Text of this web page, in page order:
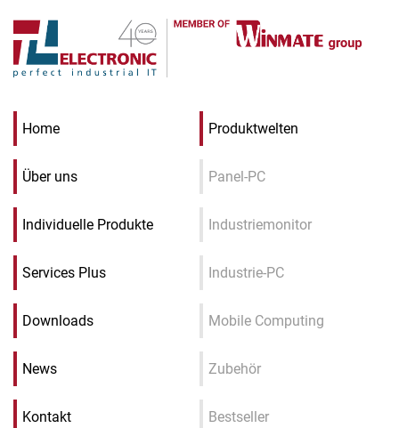
Home
Über uns
Individuelle Produkte
Services Plus
Downloads
News
Kontakt
Produktwelten
Panel-PC
Industriemonitor
Industrie-PC
Mobile Computing
Zubehör
Bestseller